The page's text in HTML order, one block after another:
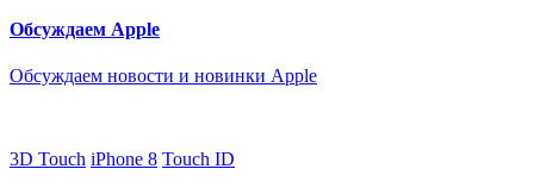
Обсуждаем Apple
Обсуждаем новости и новинки Apple
3D Touch iPhone 8 Touch ID